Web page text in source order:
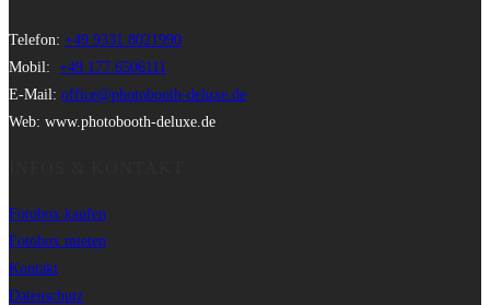
Telefon: +49 9331 8021990
Mobil: +49 177 6506111
E-Mail: office@photobooth-deluxe.de
Web: www.photobooth-deluxe.de
Fotobox kaufen
Fotobox mieten
Kontakt
Datenschutz